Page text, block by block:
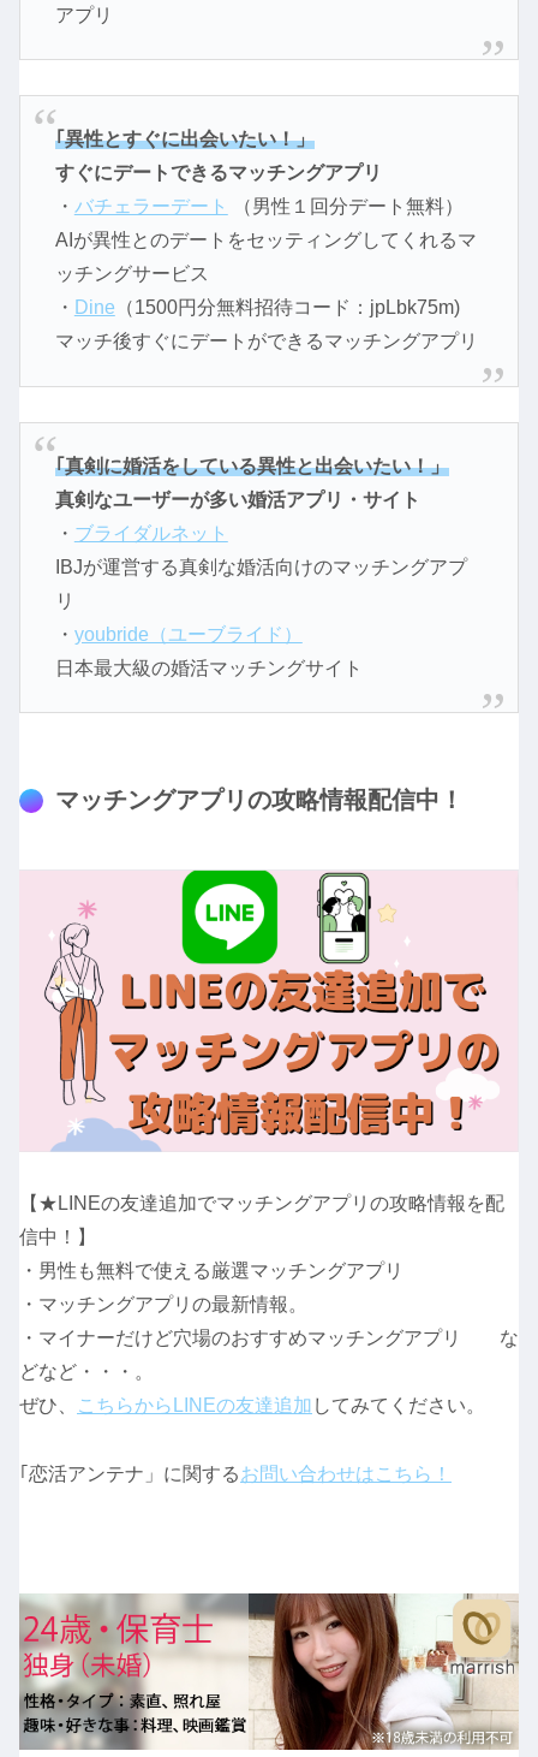
アプリ
｢異性とすぐに出会いたい！」
すぐにデートできるマッチングアプリ
・ バチェラーデート
（男性１回分デート無料）
AIが異性とのデートをセッティングしてくれるマ
ッチングサービス
・ Dine （1500円分無料招待コード：jpLbk75m)
マッチ後すぐにデートができるマッチングアプリ
｢真剣に婚活をしている異性と出会いたい！」
真剣なユーザーが多い婚活アプリ・サイト
・ ブライダルネット
IBJが運営する真剣な婚活向けのマッチングアプ
リ
・ youbride（ユーブライド）
日本最大級の婚活マッチングサイト
マッチングアプリの攻略情報配信中！
【★LINEの友達追加でマッチングアプリの攻略情報を配
信中！】
・男性も無料で使える厳選マッチングアプリ
・マッチングアプリの最新情報。
・マイナーだけど穴場のおすすめマッチングアプリ な
どなど・・・。
ぜひ、
こちらからLINEの友達追加 してみてください。
｢恋活アンテナ」に関するお問い合わせはこちら！